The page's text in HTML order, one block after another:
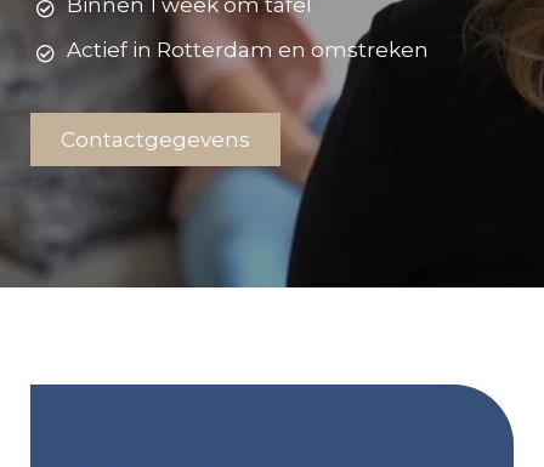
Binnen 1 week om tafel
Actief in Rotterdam en omstreken
Contactgegevens